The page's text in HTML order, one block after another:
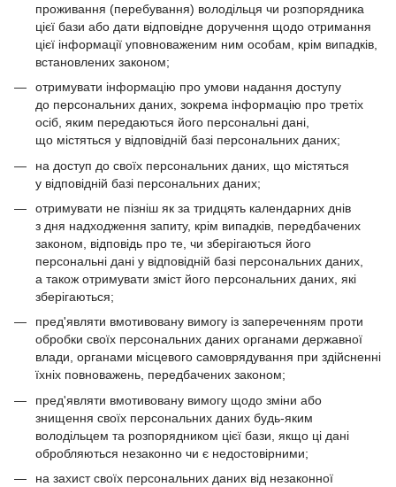
проживання (перебування) володільця чи розпорядника
цієї бази або дати відповідне доручення щодо отримання
цієї інформації уповноваженим ним особам, крім випадків,
встановлених законом;
отримувати інформацію про умови надання доступу
до персональних даних, зокрема інформацію про третіх
осіб, яким передаються його персональні дані,
що містяться у відповідній базі персональних даних;
на доступ до своїх персональних даних, що містяться
у відповідній базі персональних даних;
отримувати не пізніш як за тридцять календарних днів
з дня надходження запиту, крім випадків, передбачених
законом, відповідь про те, чи зберігаються його
персональні дані у відповідній базі персональних даних,
а також отримувати зміст його персональних даних, які
зберігаються;
пред'являти вмотивовану вимогу із запереченням проти
обробки своїх персональних даних органами державної
влади, органами місцевого самоврядування при здійсненні
їхніх повноважень, передбачених законом;
пред'являти вмотивовану вимогу щодо зміни або
знищення своїх персональних даних будь-яким
володільцем та розпорядником цієї бази, якщо ці дані
обробляються незаконно чи є недостовірними;
на захист своїх персональних даних від незаконної